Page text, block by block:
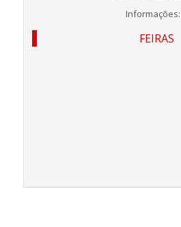
Informações:
FEIRAS